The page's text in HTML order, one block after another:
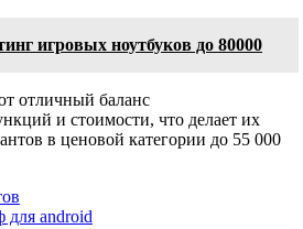
игровых ноутбуков до 80000
отличный баланс
и стоимости, что делает их
в ценовой категории до 55 000
для android